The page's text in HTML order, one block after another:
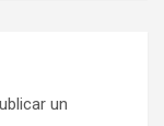
un